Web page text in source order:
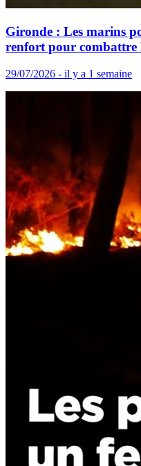
Gironde : Les marins
renfort pour combattre
29/07/2026 - il y a 1 semaine